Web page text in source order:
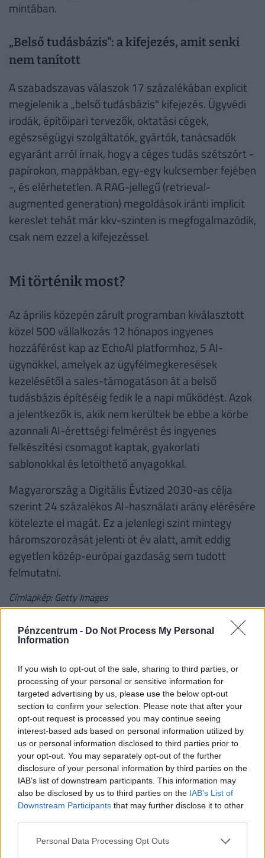
Pénzcentrum - Do Not Process My Personal
Information
If you wish to opt-out of the sale, sharing to third parties, or
processing of your personal or sensitive information for
targeted advertising by us, please use the below opt-out
section to confirm your selection. Please note that after your
opt-out request is processed you may continue seeing
interest-based ads based on personal information utilized by
us or personal information disclosed to third parties prior to
your opt-out. You may separately opt-out of the further
disclosure of your personal information by third parties on the
IAB’s list of downstream participants. This information may
also be disclosed by us to third parties on the IAB’s List of
Downstream Participants that may further disclose it to other
Personal Data Processing Opt Outs
mintában.
„Belső tudásbázis": a kifejezés, amit senki
nem tanított
A szabadszavas válaszok 17 százalékában explicit
megjelenik a „belső tudásbázis" kifejezés. Ügyvédi
irodák, építőipari tervezők, oktatási cégek,
egészségügyi szolgáltatók, gyártók, tanácsadók
egyaránt arról írnak, hogy a céges tudás szétszórt -
papírokon, mappákban, egy-egy kulcsember fejében
-, és elérhetetlen. A RAG-jellegű (retrieval-
augmented generation) megoldások iránti implicit
kereslet tehát már kkv-szinten is megfogalmazódik,
csak nem ezzel a kifejezéssel.
Mi történik most?
Az április közepén zárult programban kiválasztott
közel 500 vállalkozás 12 hónapos ingyenes
hozzáférést kap az EchoAI platformhoz, 5 AI-
ügynökkel, amelyek az ügyfélmegkeresések
kezelésétől a sales-támogatáson át a belső
tudásbázis építéséig fedik le a napi működést. Azok
a jelentkezők is, akik nem kerültek be ebbe a körbe
azonnali AI-érettségi felmérést és ingyenes
felkészítési csomagot kaptak, gyakorlati
sablonokkal és letölthető anyagokkal.
Magyarország a Digitális Évtized 2030-as célja
szerint 24 százalékos AI-használati arány elérésére
kötelezte el magát. Ez a jelenlegi szint mintegy
háromszorozását jelenti öt év alatt, amit eddig
egyetlen közép-európai gazdaság sem tudott
felmutatni.
Címlapkép: Getty Images
#digitalizáció
#technológia
#innováció
#mesterséges intelligencia
#ai
#kis és középvállalkozások
0 HOZZÁSZÓLÁS
Csak bejelentkezett felhasználó szólhat hozzá.